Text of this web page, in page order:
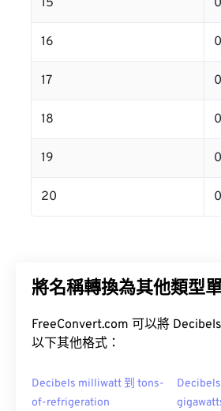
15
16
17
18
19
20
將名稱轉換為其他類型
FreeConvert.com 可以將
以下其他格式：
Decibels milliwatt 到 tons-
of-refrigeration